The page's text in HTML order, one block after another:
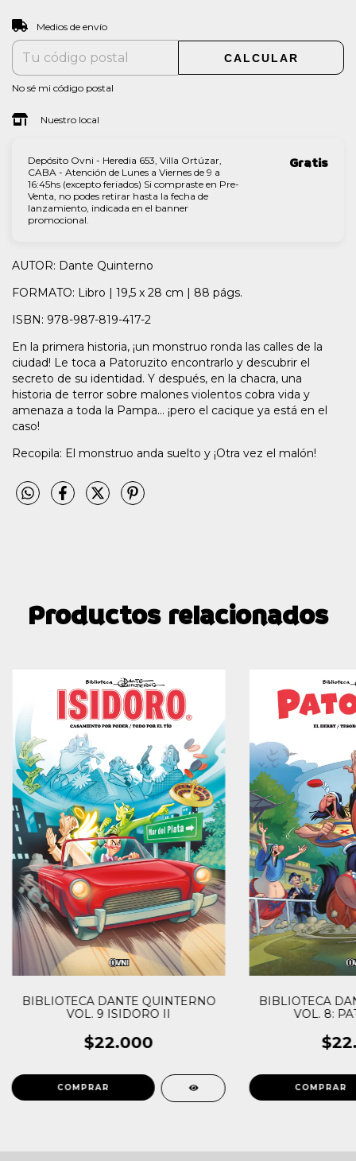
Entregas para el CP:
Medios de envío
CALCULAR
No sé mi código postal
Nuestro local
Depósito Ovni - Heredia 653, Villa Ortúzar,
CABA - Atención de Lunes a Viernes de 9 a
16:45hs (excepto feriados) Si compraste en Pre-
Venta, no podes retirar hasta la fecha de
lanzamiento, indicada en el banner
promocional.
Gratis
AUTOR: Dante Quinterno
FORMATO: Libro | 19,5 x 28 cm | 88 págs.
ISBN: 978-987-819-417-2
En la primera historia, ¡un monstruo ronda las calles de la
ciudad! Le toca a Patoruzito encontrarlo y descubrir el
secreto de su identidad. Y después, en la chacra, una
historia de terror sobre malones violentos cobra vida y
amenaza a toda la Pampa... ¡pero el cacique ya está en el
caso!
Recopila: El monstruo anda suelto y ¡Otra vez el malón!
Productos relacionados
BIBLIOTECA DANTE QUINTERNO
VOL. 9 ISIDORO II
$22.000
BIBLIOTECA
VOL. 8: